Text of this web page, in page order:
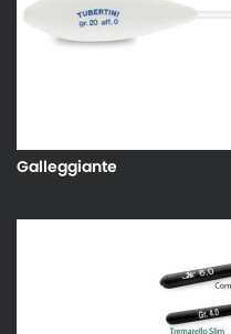
Galleggiante